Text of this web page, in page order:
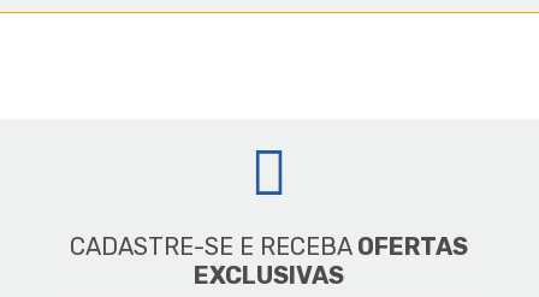
CADASTRE-SE E RECEBA OFERTAS
EXCLUSIVAS